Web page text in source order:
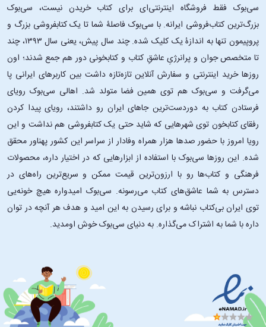
سی‌بوک فقط فروشگاه اینترنتی‌ای برای کتاب خریدن نیست، سی‌بوک
بزرگ‌ترین کتاب‌فروشی ایرانه. با سی‌بوک فاصلۀ شما تا یک کتابفروشی بزرگ و
پروپیمون تنها به اندازۀ یک کلیک شده. چند سال پیش، یعنی سال ۱۳۹۳، چند
تا متخصص جوان و پرانرژیِ عاشقِ کتاب و کتابخونی دور هم جمع شدند؛ اون‌
روزها خرید اینترنتی و سفارش آنلاین تازه‌تازه داشت بین کاربرهای ایرانی پا
می‌گرفت و سی‌بوک هم توی همین فضا متولد شد. اهالی سی‌بوک رویای
فرستادن کتاب به دوردست‌ترین جاهای ایران رو داشتند، رویای پیدا کردن
رفقای کتابخون توی شهرهایی که شاید حتی یک کتابفروشی هم نداشت و این
رویا امروز با حضور صدها هزار همراه وفادار از سراسر این کشور پهناور محقق
شده. این ‌روزها سی‌بوک با استفاده از ابزارهایی که در اختیار داره، محصولات
فرهنگی و کتاب‌ها رو با ارزون‌ترین قیمت ممکن و سریع‌ترین راه‌های در
دسترس به شما عاشق‌های کتاب می‌رسونه. سی‌بوک امیدواره هیچ خونه‌یی
توی ایران بی‌کتاب نباشه و برای رسیدن به این امید و هدف هر آنچه در توان
داره با شما به اشتراک می‌گذاره. به دنیای سی‌بوک خوش اومدید.